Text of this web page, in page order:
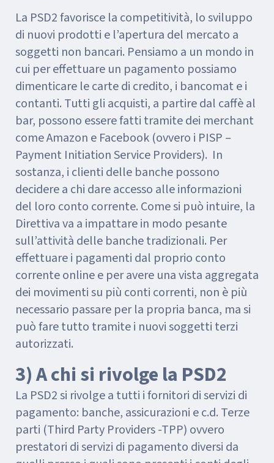
La PSD2 favorisce la competitività, lo sviluppo
di nuovi prodotti e l’apertura del mercato a
soggetti non bancari. Pensiamo a un mondo in
cui per effettuare un pagamento possiamo
dimenticare le carte di credito, i bancomat e i
contanti. Tutti gli acquisti, a partire dal caffè al
bar, possono essere fatti tramite dei merchant
come Amazon e Facebook (ovvero i PISP –
Payment Initiation Service Providers). In
sostanza, i clienti delle banche possono
decidere a chi dare accesso alle informazioni
del loro conto corrente. Come si può intuire, la
Direttiva va a impattare in modo pesante
sull’attività delle banche tradizionali. Per
effettuare i pagamenti dal proprio conto
corrente online e per avere una vista aggregata
dei movimenti su più conti correnti, non è più
necessario passare per la propria banca, ma si
può fare tutto tramite i nuovi soggetti terzi
autorizzati.
3) A chi si rivolge la PSD2
La PSD2 si rivolge a tutti i fornitori di servizi di
pagamento: banche, assicurazioni e c.d. Terze
parti (Third Party Providers -TPP) ovvero
prestatori di servizi di pagamento diversi da